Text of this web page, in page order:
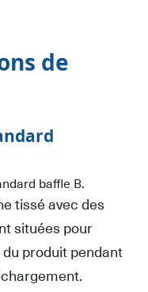
de
tissé avec des
situées pour
produit pendant